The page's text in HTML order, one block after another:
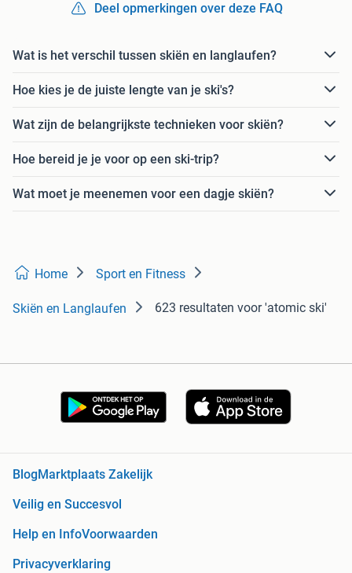
Deel opmerkingen over deze FAQ
Wat is het verschil tussen skiën en langlaufen?
Hoe kies je de juiste lengte van je ski's?
Wat zijn de belangrijkste technieken voor skiën?
Hoe bereid je je voor op een ski-trip?
Wat moet je meenemen voor een dagje skiën?
Home Sport en Fitness
Skiën en Langlaufen 623 resultaten voor 'atomic ski'
Blog Marktplaats Zakelijk
Veilig en Succesvol
Help en InfoVoorwaarden
Privacyverklaring